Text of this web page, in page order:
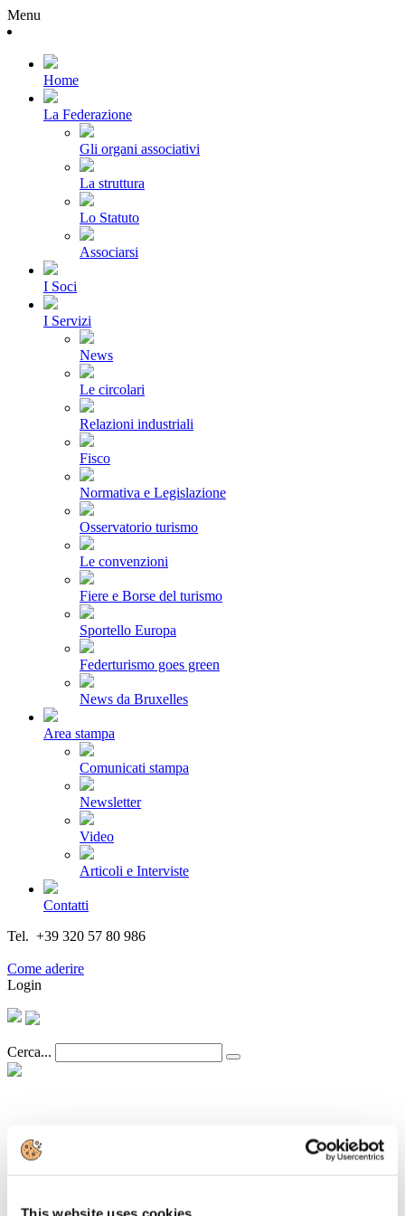
Menu
Home
La Federazione
Gli organi associativi
La struttura
Lo Statuto
Associarsi
I Soci
I Servizi
News
Le circolari
Relazioni industriali
Fisco
Normativa e Legislazione
Osservatorio turismo
Le convenzioni
Fiere e Borse del turismo
Sportello Europa
Federturismo goes green
News da Bruxelles
Area stampa
Comunicati stampa
Newsletter
Video
Articoli e Interviste
Contatti
Tel. +39 320 57 80 986
Come aderire
Login
Cerca...
Castello SGR/Scenari Immobiliari: si